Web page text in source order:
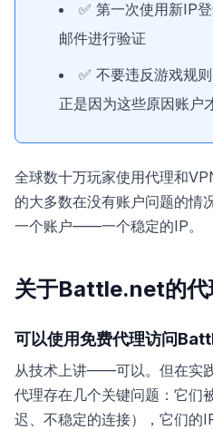
✅ 第一次使用新IP
邮件进行验证
✅ 不要违反游戏规
正是因为这些原因账户
全球数十万玩家使用代理和
的大多数在没有账户问题的情
一个账户——一个稳定的IP。
关于Battle.net的代
可以使用免费代理访问
从技术上讲——可以。但在实
代理存在几个关键问题：它们
迟、不稳定的连接），它们的